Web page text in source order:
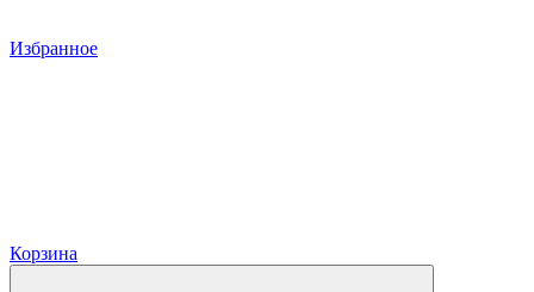
Избранное
Корзина